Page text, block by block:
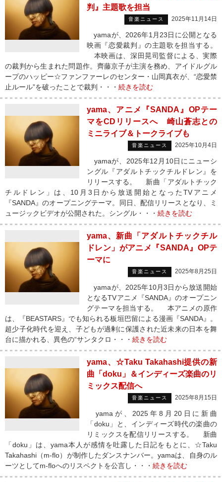
判』主題歌を担当
音楽ニュース 2025年11月14日
yamaが、2026年1月23日に公開となる
映画『恋愛裁判』の主題歌を担当する。
本映画は、深田晃司監督による、実際
の裁判から生まれた問題作。齊藤京子が主演を務め、アイドルグル
ープのハッピー☆ファンファーレのセンター・山岡真衣が、“恋愛禁
止ルール”を破ったことで裁判・・・ 続きを読む
yama、アニメ『SANDA』OPテー
マをCDリリースへ 崎山蒼志との
ミニライブ＆トークライブも
音楽ニュース 2025年10月4日
yamaが、2025年12月10日にニューシ
ングル『アダルトチックチルドレン』を
リリースする。 新曲「アダルトチック
チルドレン」は、10月3日から放送開始となったTVアニメ
『SANDA』のオープニングテーマ。同日、配信リリースとなり、ミ
ュージックビデオが公開された。シングル・・・ 続きを読む
yama、新曲「アダルトチックチル
ドレン」がアニメ『SANDA』OPテ
ーマに
音楽ニュース 2025年8月25日
yamaが、2025年10月3日から放送開始
となるTVアニメ『SANDA』のオープニン
グテーマを担当する。 本アニメの原作
は、『BEASTARS』でも知られる板垣巴留による漫画『SANDA』。
超少子化時代を迎え、子どもが過剰に保護された近未来の日本を舞
台に描かれる、異色の“サンタクロ・・・ 続きを読む
yama、☆Taku Takahashi提供の新
曲「doku」＆インディーズ楽曲のリ
ミックス配信へ
音楽ニュース 2025年8月15日
yamaが、2025年8月20日に新曲
「doku」と、インディーズ時代の楽曲の
リミックスを配信リリースする。 新曲
「doku」は、yama本人が感情を吐露した日記をもとに、☆Taku
Takahashi（m-flo）が制作したダンスナンバー。yamaは、自身のル
ーツとしてm-floへのリスペクトを公言し・・・ 続きを読む